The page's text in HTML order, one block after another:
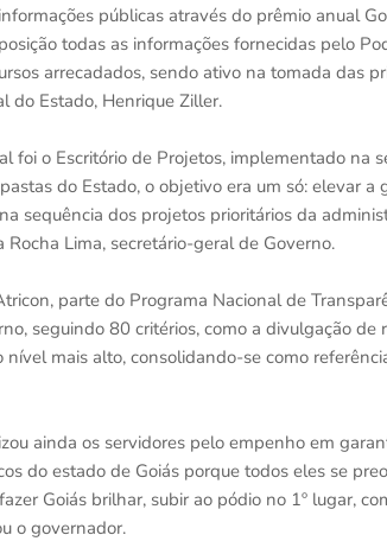
públicas através do prêmio anual
todas as informações fornecidas pelo
arrecadados, sendo ativo na tomada das
do Estado, Henrique Ziller.
foi o Escritório de Projetos, implementado na
do Estado, o objetivo era um só: elevar
sequência dos projetos prioritários da
Rocha Lima, secretário-geral de Governo.
parte do Programa Nacional de
seguindo 80 critérios, como a divulgação de
nível mais alto, consolidando-se como
ainda os servidores pelo empenho em
do estado de Goiás porque todos eles se
Goiás brilhar, subir ao pódio no 1º lugar,
o governador.